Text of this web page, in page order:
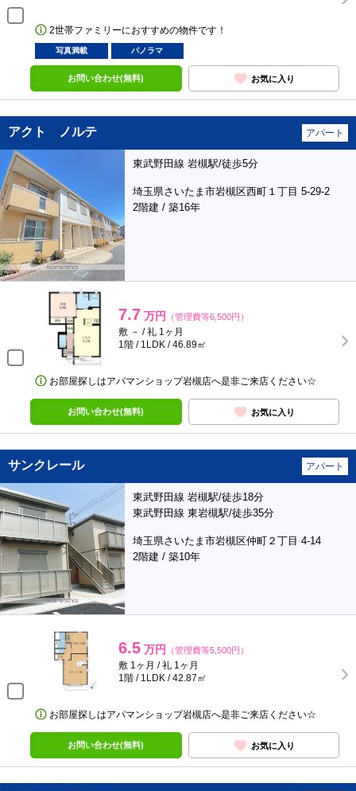
2世帯ファミリーにおすすめの物件です！
写真満載 パノラマ
お問い合わせ(無料) お気に入り
アクト ノルテ アパート
東武野田線 岩槻駅/徒歩5分
埼玉県さいたま市岩槻区西町１丁目 5-29-2
2階建 / 築16年
7.7 万円 （管理費等6,500円）
敷 － / 礼 1ヶ月
1階 / 1LDK / 46.89㎡
お部屋探しはアパマンショップ岩槻店へ是非ご来店ください☆
お問い合わせ(無料) お気に入り
サンクレール アパート
東武野田線 岩槻駅/徒歩18分
東武野田線 東岩槻駅/徒歩35分
埼玉県さいたま市岩槻区仲町２丁目 4-14
2階建 / 築10年
6.5 万円 （管理費等5,500円）
敷 1ヶ月 / 礼 1ヶ月
1階 / 1LDK / 42.87㎡
お部屋探しはアパマンショップ岩槻店へ是非ご来店ください☆
お問い合わせ(無料) お気に入り